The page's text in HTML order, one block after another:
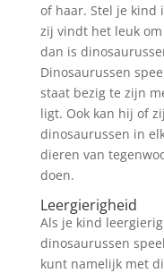
of haar. Stel je
zij vindt het leuk
dan is
Dinosaurussen
staat bezig te zijn
ligt. Ook kan hij of
dinosaurussen in
dieren van
doen.
Leergierigheid
Als je kind
dinosaurussen
kunt namelijk met